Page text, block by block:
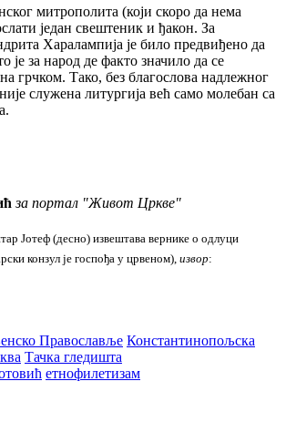
митрополита (који скоро да нема
један свештеник и ђакон. За
Харалампија је било предвиђено да
је за народ де факто значило да се
грчком. Тако, без благослова надлежног
служена литургија већ само молебан са
за портал "Живот Цркве"
Јотеф (десно) извештава вернике о одлуци
конзул је госпођа у црвеном), извор:
Православље Константинопољска
Тачка гледишта
етнофилетизам